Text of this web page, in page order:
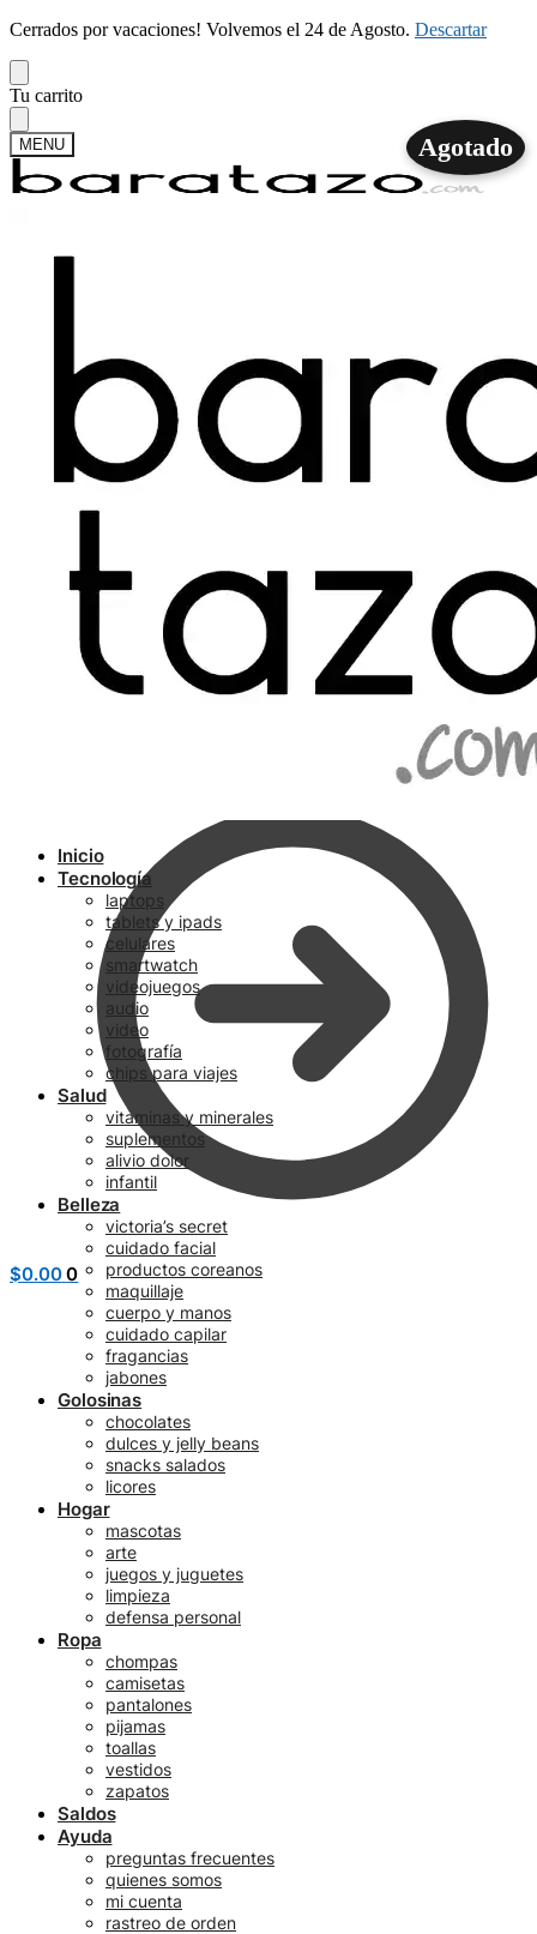
Cerrados por vacaciones! Volvemos el 24 de Agosto. Descartar
Skip
to
navigation
Skip
to
content
Tu carrito
MENU
Mi cuenta
$0.00 0
Inicio
Tecnología
laptops
tablets y ipads
celulares
smartwatch
videojuegos
audio
video
fotografía
chips para viajes
Salud
vitaminas y minerales
suplementos
alivio dolor
infantil
Belleza
victoria’s secret
cuidado facial
productos coreanos
maquillaje
cuerpo y manos
cuidado capilar
fragancias
jabones
Golosinas
chocolates
dulces y jelly beans
snacks salados
licores
Hogar
mascotas
arte
juegos y juguetes
limpieza
defensa personal
Ropa
chompas
camisetas
pantalones
pijamas
toallas
vestidos
zapatos
Saldos
Ayuda
preguntas frecuentes
quienes somos
mi cuenta
rastreo de orden
Agotado